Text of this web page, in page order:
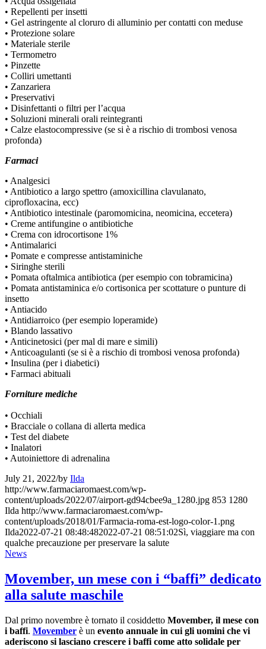
• Repellenti per insetti
• Gel astringente al cloruro di alluminio per contatti con meduse
• Protezione solare
• Materiale sterile
• Termometro
• Pinzette
• Colliri umettanti
• Zanzariera
• Preservativi
• Disinfettanti o filtri per l’acqua
• Soluzioni minerali orali reintegranti
• Calze elastocompressive (se si è a rischio di trombosi venosa
profonda)
Farmaci
• Analgesici
• Antibiotico a largo spettro (amoxicillina clavulanato,
ciprofloxacina, ecc)
• Antibiotico intestinale (paromomicina, neomicina, eccetera)
• Creme antifungine o antibiotiche
• Crema con idrocortisone 1%
• Antimalarici
• Pomate e compresse antistaminiche
• Siringhe sterili
• Pomata oftalmica antibiotica (per esempio con tobramicina)
• Pomata antistaminica e/o cortisonica per scottature o punture di
insetto
• Antiacido
• Antidiarroico (per esempio loperamide)
• Blando lassativo
• Anticinetosici (per mal di mare e simili)
• Anticoagulanti (se si è a rischio di trombosi venosa profonda)
• Insulina (per i diabetici)
• Farmaci abituali
Forniture mediche
• Occhiali
• Bracciale o collana di allerta medica
• Test del diabete
• Inalatori
• Autoiniettore di adrenalina
July 21, 2022/by Ilda
http://www.farmaciaromaest.com/wp-
content/uploads/2022/07/airport-gd94cbee9a_1280.jpg 853 1280
Ilda http://www.farmaciaromaest.com/wp-
content/uploads/2018/01/Farmacia-roma-est-logo-color-1.png
Ilda2022-07-21 08:48:482022-07-21 08:51:02Sì, viaggiare ma con
qualche precauzione per preservare la salute
News
Movember, un mese con i “baffi” dedicato
alla salute maschile
Dal primo novembre è tornato il cosiddetto Movember, il mese con
i baffi. Movember è un evento annuale in cui gli uomini che vi
aderiscono si lasciano crescere i baffi come atto solidale per